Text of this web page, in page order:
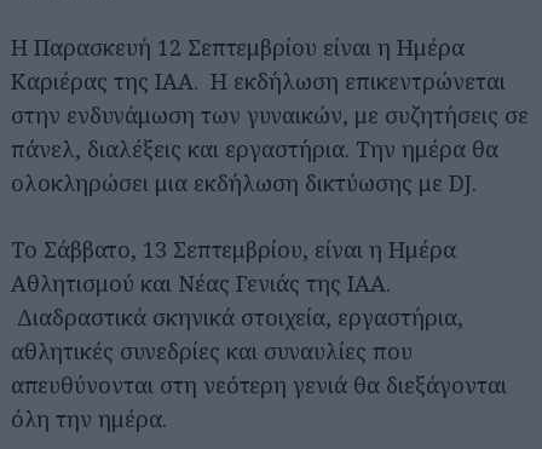
Η Παρασκευή 12 Σεπτεμβρίου είναι η Ημέρα
Καριέρας της IAA. Η εκδήλωση επικεντρώνεται
στην ενδυνάμωση των γυναικών, με συζητήσεις σε
πάνελ, διαλέξεις και εργαστήρια. Την ημέρα θα
ολοκληρώσει μια εκδήλωση δικτύωσης με DJ.
Το Σάββατο, 13 Σεπτεμβρίου, είναι η Ημέρα
Αθλητισμού και Νέας Γενιάς της IAA.
Διαδραστικά σκηνικά στοιχεία, εργαστήρια,
αθλητικές συνεδρίες και συναυλίες που
απευθύνονται στη νεότερη γενιά θα διεξάγονται
όλη την ημέρα.